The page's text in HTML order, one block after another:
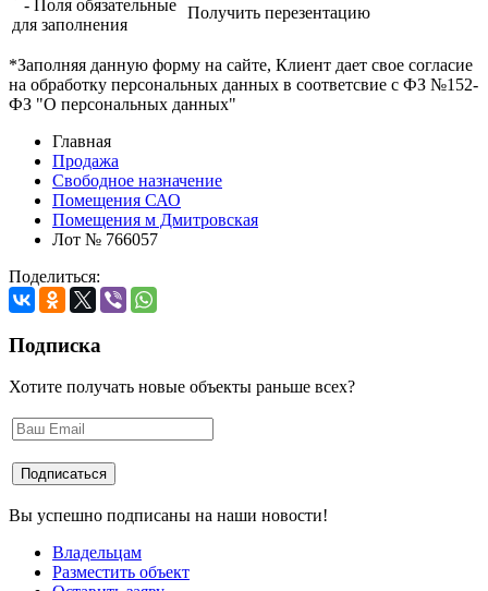
- Поля обязательные
для заполнения
Получить перезентацию
*Заполняя данную форму на сайте, Клиент дает свое согласие
на обработку персональных данных в соответсвие с ФЗ №152-
ФЗ "О персональных данных"
Главная
Продажа
Свободное назначение
Помещения САО
Помещения м Дмитровская
Лот № 766057
Поделиться:
Подписка
Хотите получать новые объекты раньше всех?
Вы успешно подписаны на наши новости!
Владельцам
Разместить объект